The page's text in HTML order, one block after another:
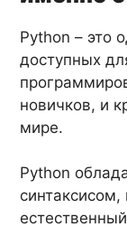
Python – это
доступных
новичков, и
мире.
Python